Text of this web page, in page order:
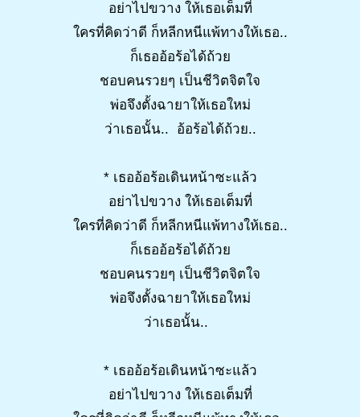
อย่าไปขวาง ให้เธอเต็มที่
ใครที่คิดว่าดี ก็หลีกหนีแพ้ทางให้เธอ..
ก็เธออ้อร้อได้ถ้วย
ชอบคนรวยๆ เป็นชีวิตจิตใจ
พ่อจึงตั้งฉายาให้เธอใหม่
ว่าเธอนั้น.. อ้อร้อได้ถ้วย..
* เธออ้อร้อเดินหน้าซะแล้ว
อย่าไปขวาง ให้เธอเต็มที่
ใครที่คิดว่าดี ก็หลีกหนีแพ้ทางให้เธอ..
ก็เธออ้อร้อได้ถ้วย
ชอบคนรวยๆ เป็นชีวิตจิตใจ
พ่อจึงตั้งฉายาให้เธอใหม่
ว่าเธอนั้น..
* เธออ้อร้อเดินหน้าซะแล้ว
อย่าไปขวาง ให้เธอเต็มที่